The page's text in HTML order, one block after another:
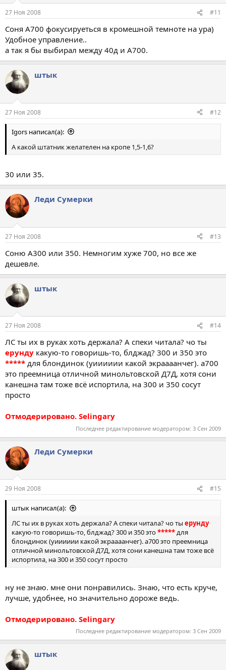
27 Ноя 2008 #11
Соня А700 фокусируеться в кромешной темноте на ура)
Удобное управление..
а так я бы выбирал между 40д и А700.
штык
27 Ноя 2008 #12
Igors написал(а):
А какой штатник желателен на кропе 1,5-1,6?
30 или 35.
Леди Сумерки
27 Ноя 2008 #13
Соню А300 или 350. Немногим хуже 700, но все же
дешевле.
штык
27 Ноя 2008 #14
ЛС ты их в руках хоть держала? А спеки читала? чо ты
ерунду какую-то говоришь-то, блджад? 300 и 350 это
***** для блондинок (уииииии какой экраааанчег). а700
это преемница отличной минольтовской Д7Д, хотя сони
канешна там тоже всё испортила, на 300 и 350 сосут
просто
Отмодерировано. Selingary
Последнее редактирование модератором: 3 Сен 2009
Леди Сумерки
29 Ноя 2008 #15
штык написал(а):
ЛС ты их в руках хоть держала? А спеки читала? чо ты ерунду
какую-то говоришь-то, блджад? 300 и 350 это*****для
блондинок (уииииии какой экраааанчег). а700 это преемница
отличной минольтовской Д7Д, хотя сони канешна там тоже всё
испортила, на 300 и 350 сосут просто
ну не знаю. мне они понравились. Знаю, что есть круче,
лучше, удобнее, но значительно дороже ведь.
Отмодерировано. Selingary
Последнее редактирование модератором: 3 Сен 2009
штык